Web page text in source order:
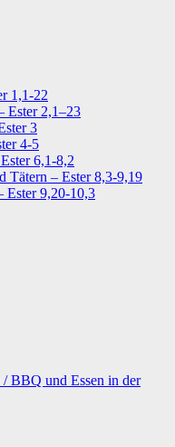
1,1-22
Ester 2,1–23
3
4-5
6,1-8,2
Tätern – Ester 8,3-9,19
Ester 9,20-10,3
BBQ und Essen in der